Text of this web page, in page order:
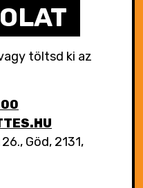
töltsd ki az
Göd, 2131,